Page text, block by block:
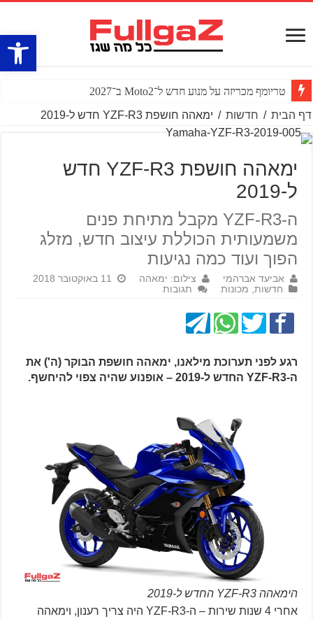
פתח
טריומף מכריזה על מנוע חדש ל־Moto2 ב־2027
דף הבית / חדשות / ימאהה חושפת YZF-R3 חדש ל-2019
ימאהה חושפת YZF-R3 חדש
ל-2019
ה-YZF-R3 מקבל מתיחת פנים
משמעותית הכוללת עיצוב חדש, מזלג
הפוך ועוד כמה נגיעות
אביעד אברהמי צילום: ימאהה
11 באוקטובר 2018
חדשות מכונות תגובות
רגע לפני תערוכת מילאנו, ימאהה חושפת הבוקר (ה') את
ה-YZF-R3 החדש ל-2019 – אופנוע שהיה צפוי להיחשף.
הימאהה YZF-R3 החדש ל-2019
אחרי 4 שנות שירות – ה-YZF-R3 היה צריך רענון, וימאהה